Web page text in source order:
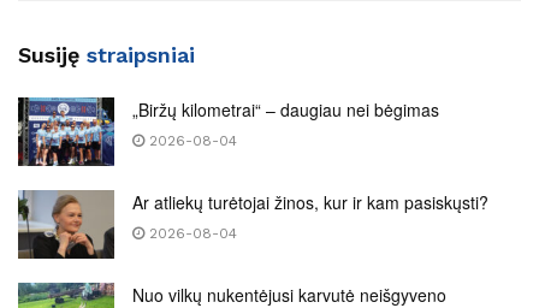
Susiję straipsniai
„Biržų kilometrai“ – daugiau nei bėgimas
2026-08-04
Ar atliekų turėtojai žinos, kur ir kam pasiskųsti?
2026-08-04
Nuo vilkų nukentėjusi karvutė neišgyveno